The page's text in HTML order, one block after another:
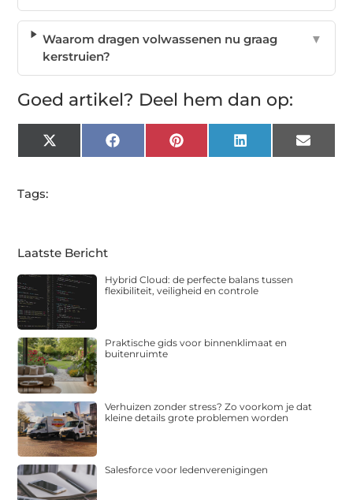
Waarom dragen volwassenen nu graag
kerstruien?
▼
Goed artikel? Deel hem dan op:
X
(Twitter)
FacebookPinterest LinkedIn Email
Tags:
Laatste Bericht
Hybrid Cloud: de perfecte balans tussen
flexibiliteit, veiligheid en controle
Praktische gids voor binnenklimaat en
buitenruimte
Verhuizen zonder stress? Zo voorkom je dat
kleine details grote problemen worden
Salesforce voor ledenverenigingen